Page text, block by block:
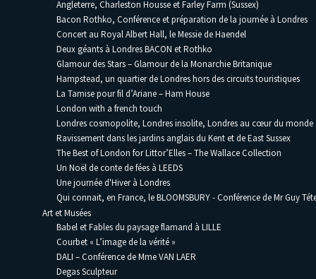
Angleterre, Charleston Housse et Farley Farm (Sussex)
Bacon Rothko, Conférence et préparation de la journée à Londres
Concert au Royal Albert Hall, le Messie de Haendel
Deux géants à Londres BACON et Rothko
Glamour des Stars – Glamour de la Monarchie Britanique
Hampstead, un quartier de Londres hors des circuits touristiques
La Tamise pour fil d’Ariane – Ham House
London with a french touch
Londres cosmopolite, Londres insolite, Londres au cœur du monde
Ravissement dans les jardins anglais du Kent et de East Sussex
The Best of London for Littor’Elles – The Wallace Collection
Un Noël de conte de fées à LEEDS
Une journée d'Hiver à Londres
Qui connait, en France, le BLOOMSBURY - Conférence de Mr Guy
Art et Musées
Babel et Fables du paysage flamand à LILLE
Courbet « L’image de la vérité »
DALI – Conférence de Mme VAN LAER
Degas Sculpteur